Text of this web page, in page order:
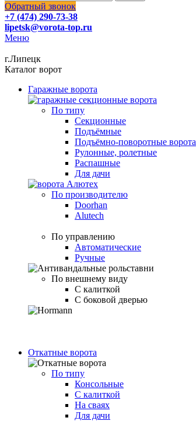
Обратный звонок
+7 (474) 290-73-38
lipetsk@vorota-top.ru
Меню
г.Липецк
Каталог ворот
Гаражные ворота
По типу
Секционные
Подъёмные
Подъёмно-поворотные ворота
Рулонные, ролетные
Распашные
Для дачи
По производителю
Doorhan
Alutech
По управлению
Автоматические
Ручные
По внешнему виду
С калиткой
С боковой дверью
Откатные ворота
По типу
Консольные
С калиткой
На сваях
Для дачи